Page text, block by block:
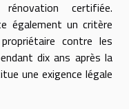
certifiée.
également un critère
contre les
dix ans après la
une exigence légale